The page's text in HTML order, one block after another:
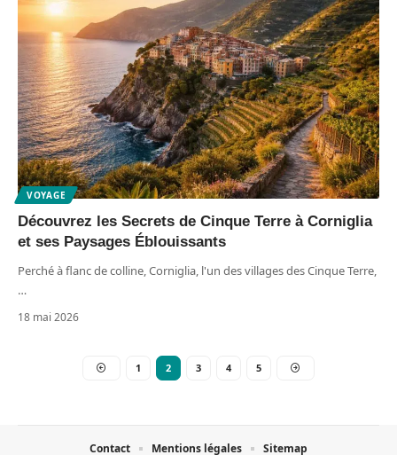
VOYAGE
Découvrez les Secrets de Cinque Terre à Corniglia
et ses Paysages Éblouissants
Perché à flanc de colline, Corniglia, l'un des villages des Cinque Terre,
…
18 mai 2026
1 2 3 4 5
Contact Mentions légales Sitemap